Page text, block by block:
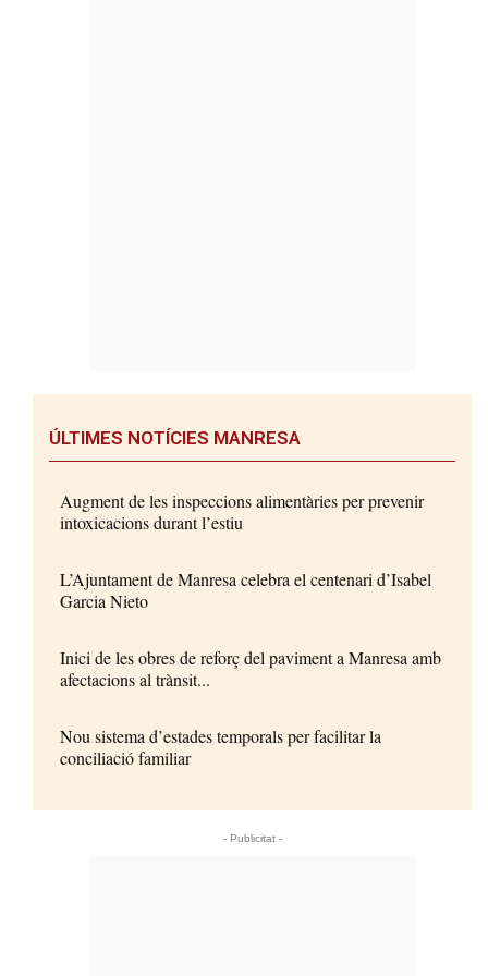
ÚLTIMES NOTÍCIES MANRESA
Augment de les inspeccions alimentàries per prevenir
intoxicacions durant l’estiu
L’Ajuntament de Manresa celebra el centenari d’Isabel
Garcia Nieto
Inici de les obres de reforç del paviment a Manresa amb
afectacions al trànsit...
Nou sistema d’estades temporals per facilitar la
conciliació familiar
- Publicitat -